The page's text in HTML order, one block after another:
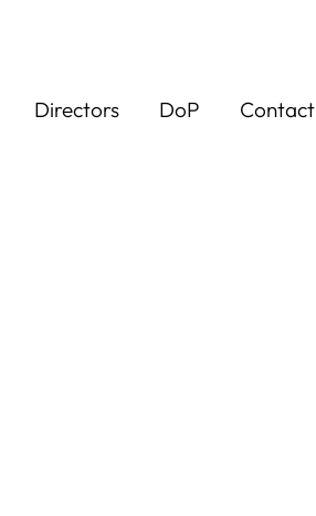
Directors DoP Contact